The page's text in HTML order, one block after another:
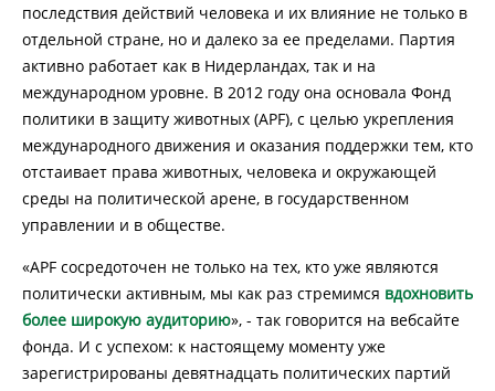
последствия действий человека и их влияние не только в
отдельной стране, но и далеко за ее пределами. Партия
активно работает как в Нидерландах, так и на
международном уровне. В 2012 году она основала Фонд
политики в защиту животных (APF), с целью укрепления
международного движения и оказания поддержки тем, кто
отстаивает права животных, человека и окружающей
среды на политической арене, в государственном
управлении и в обществе.
«APF сосредоточен не только на тех, кто уже являются
политически активным, мы как раз стремимся вдохновить
более широкую аудиторию», - так говорится на вебсайте
фонда. И с успехом: к настоящему моменту уже
зарегистрированы девятнадцать политических партий